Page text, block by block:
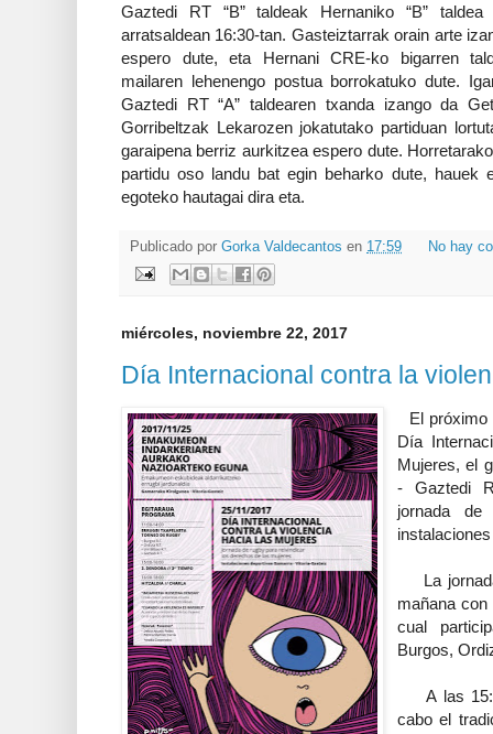
Gaztedi RT “B” taldeak Hernaniko “B”
arratsaldean 16:30-tan. Gasteiztarrak orain arte
espero dute, eta Hernani CRE-ko bigarren
mailaren lehenengo postua borrokatuko dute.
Gaztedi RT “A” taldearen txanda izango da
Gorribeltzak Lekarozen jokatutako partiduan
garaipena berriz aurkitzea espero dute.
partidu oso landu bat egin beharko dute, hauek
egoteko hautagai dira eta.
Publicado por Gorka Valdecantos en 17:59 No hay
miércoles, noviembre 22, 2017
Día Internacional contra la
El próximo
Día
Mujeres, el
- Gaztedi
jornada
La
mañana
cual
Burgos,
A las
cabo el